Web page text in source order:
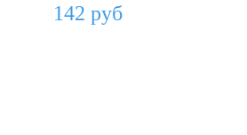
142 руб